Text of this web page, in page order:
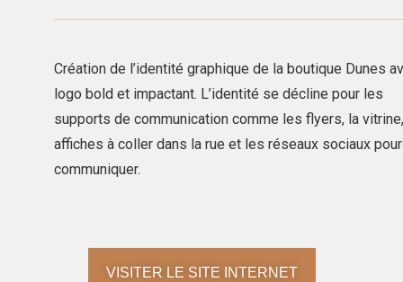
Création de l’identité graphique de la boutique Dunes
logo bold et impactant. L’identité se décline pour les
supports de communication comme les flyers, la
affiches à coller dans la rue et les réseaux sociaux pour
communiquer.
VISITER LE SITE INTERNET